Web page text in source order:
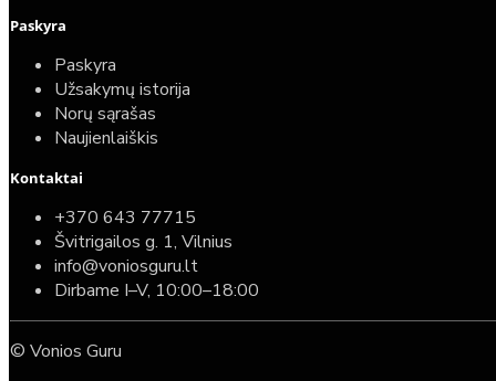
599,00€
359,00€
Paskyra
Paskyra
Užsakymų istorija
Norų sąrašas
Naujienlaiškis
Kontaktai
+370 643 77715
Švitrigailos g. 1, Vilnius
info@voniosguru.lt
Dirbame I–V, 10:00–18:00
© Vonios Guru